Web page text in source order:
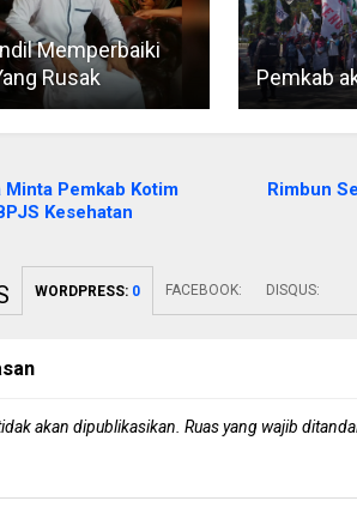
Memperbaiki
Rusak
Pemkab
Minta Pemkab Kotim
Kesehatan
Rimbun
WORDPRESS: 0 FACEBOOK: DISQUS:
akan dipublikasikan. Ruas yang wajib